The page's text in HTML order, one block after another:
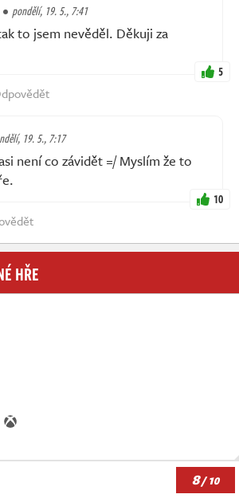
pondělí, 19. 5., 7:41
to jsem nevěděl. Děkuji za
5
19. 5., 7:17
není co závidět =/ Myslím že to
10
HŘE
8/ 10